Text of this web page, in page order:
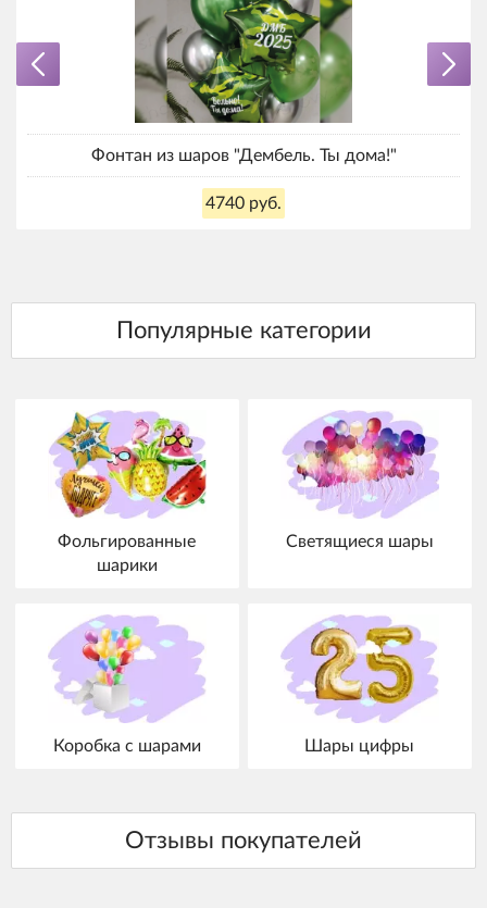
Фонтан из шаров "Дембель. Ты дома!"
4740 руб.
Фольгированные
шарики
Светящиеся шары
Коробка с шарами Шары цифры